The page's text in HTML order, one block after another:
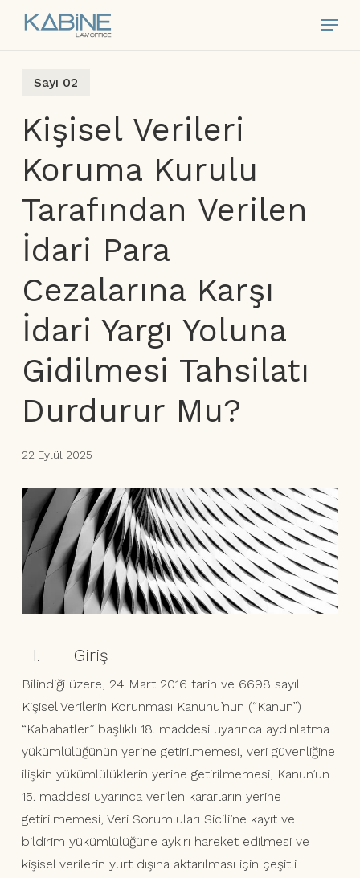
content
Menu
Sayı 02
Kişisel Verileri
Koruma Kurulu
Tarafından Verilen
İdari Para
Cezalarına Karşı
İdari Yargı Yoluna
Gidilmesi Tahsilatı
Durdurur Mu?
22 Eylül 2025
I. Giriş
Bilindiği üzere, 24 Mart 2016 tarih ve 6698 sayılı
Kişisel Verilerin Korunması Kanunu’nun (“Kanun”)
“Kabahatler” başlıklı 18. maddesi uyarınca aydınlatma
yükümlülüğünün yerine getirilmemesi, veri güvenliğine
ilişkin yükümlülüklerin yerine getirilmemesi, Kanun’un
15. maddesi uyarınca verilen kararların yerine
getirilmemesi, Veri Sorumluları Sicili’ne kayıt ve
bildirim yükümlülüğüne aykırı hareket edilmesi ve
kişisel verilerin yurt dışına aktarılması için çeşitli